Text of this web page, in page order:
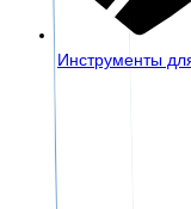
Инструменты